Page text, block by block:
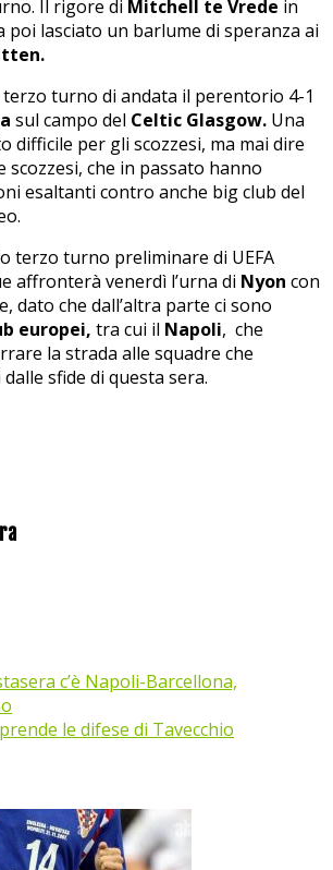
Il rigore di Mitchell te Vrede in
poi lasciato un barlume di speranza ai
terzo turno di andata il perentorio 4-1
sul campo del Celtic Glasgow. Una
difficile per gli scozzesi, ma mai dire
scozzesi, che in passato hanno
esaltanti contro anche big club del
terzo turno preliminare di UEFA
affronterà venerdì l’urna di Nyon con
dato che dall’altra parte ci sono
europei, tra cui il Napoli, che
la strada alle squadre che
sfide di questa sera.
c’è Napoli-Barcellona,
le difese di Tavecchio